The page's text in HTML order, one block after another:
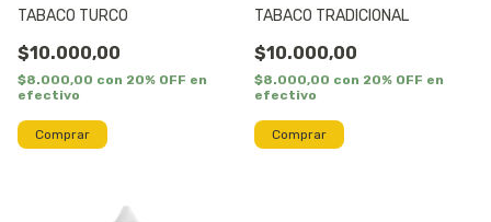
TABACO TURCO
$10.000,00
$8.000,00 con 20% OFF en
efectivo
Comprar
TABACO TRADICIONAL
$10.000,00
$8.000,00 con 20% OFF en
efectivo
Comprar